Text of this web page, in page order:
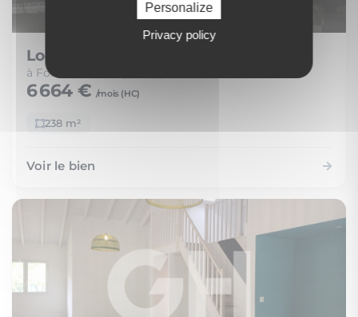
Local Commercial
à Fort-de-France (97200)
6 664 € /mois (HC)
238 m²
Voir le bien
Personalize
Privacy policy